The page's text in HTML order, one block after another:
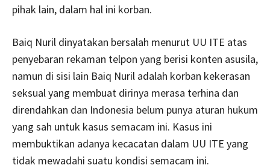
pihak lain, dalam hal ini korban.
Baiq Nuril dinyatakan bersalah menurut UU ITE atas
penyebaran rekaman telpon yang berisi konten asusila,
namun di sisi lain Baiq Nuril adalah korban kekerasan
seksual yang membuat dirinya merasa terhina dan
direndahkan dan Indonesia belum punya aturan hukum
yang sah untuk kasus semacam ini. Kasus ini
membuktikan adanya kecacatan dalam UU ITE yang
tidak mewadahi suatu kondisi semacam ini.